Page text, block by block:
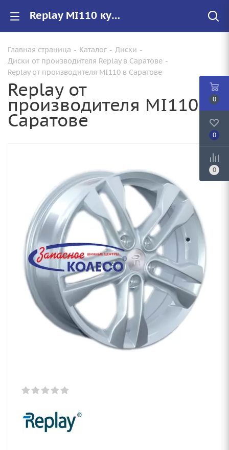
Replay MI110 купить в Саратове, низкие цены на автомобильные диски
Главная страница - Каталог - Диски -
Диски от производителя Replay в Саратове -
Replay от производителя MI110 в Саратове
Replay от
производителя MI110 в
Саратове
0
0
0